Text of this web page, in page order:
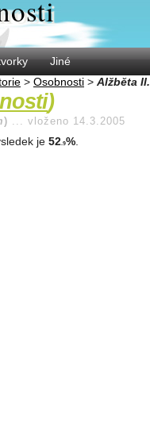
Jiné
> Osobnosti > Alžběta II.
)
) ... vloženo 14.3.2005
je 52 .9%